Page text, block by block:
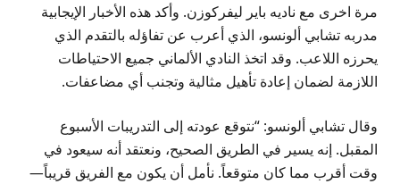
مرة اخرى مع ناديه باير ليفركوزن. وأكد هذه الأخبار الإيجابية
مدربه تشابي ألونسو، الذي أعرب عن تفاؤله بالتقدم الذي
يحرزه اللاعب. وقد اتخذ النادي الألماني جميع الاحتياطات
اللازمة لضمان إعادة تأهيل مثالية وتجنب أي مضاعفات.
وقال تشابي ألونسو: “نتوقع عودته إلى التدريبات الأسبوع
المقبل. إنه يسير في الطريق الصحيح، ونعتقد أنه سيعود في
وقت أقرب مما كان متوقعاً. نأمل أن يكون مع الفريق قريباً—